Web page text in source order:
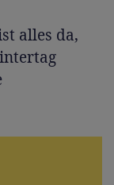
alles da,